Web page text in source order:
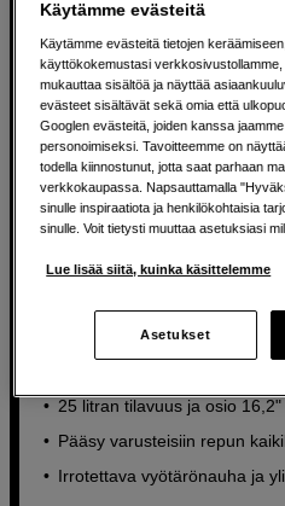
Suuri ja joustava
älykkääseen säilytykseen
sp.tech Field Backpack 25L Kit
25 litran tilavuus ja osio
Pääsy varusteisiin repun
Irrotettava vyötärönauha ja
Käytämme evästeitä
Käytämme evästeitä tietojen
käyttökokemustasi verkkosivustollamme,
mukauttaa sisältöä ja näyttää
evästeet sisältävät sekä omia että
Googlen evästeitä, joiden kanssa
personoimiseksi. Tavoitteemme on
todella kiinnostunut, jotta saat parhaan
verkkokaupassa. Napsauttamalla
sinulle inspiraatiota ja henkilökohtaisia
sinulle. Voit tietysti muuttaa asetuksiasi
Lue lisää siitä, kuinka käsittelemme
Asetukset